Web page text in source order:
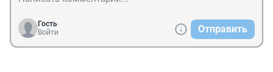
Гость
Войти
Отправить